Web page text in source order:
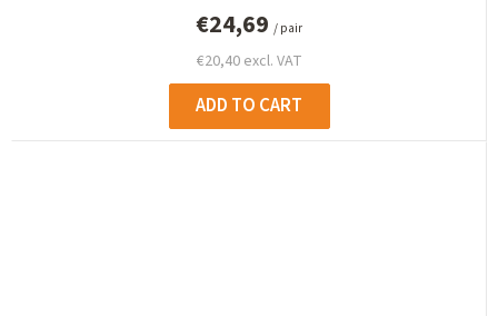
€20,40 excl. VAT
€24,69 / pair
ADD TO CART